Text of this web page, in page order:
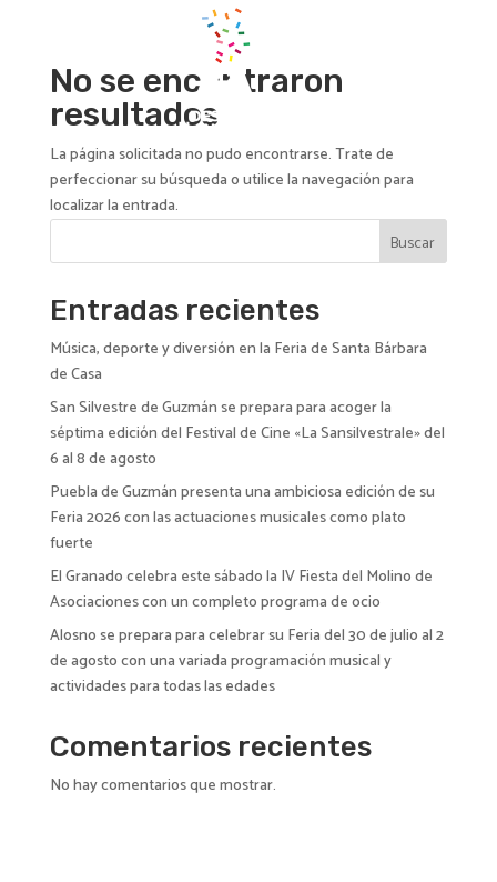
No se encontraron
resultados
La página solicitada no pudo encontrarse. Trate de
perfeccionar su búsqueda o utilice la navegación para
localizar la entrada.
Buscar
Entradas recientes
Música, deporte y diversión en la Feria de Santa Bárbara
de Casa
San Silvestre de Guzmán se prepara para acoger la
séptima edición del Festival de Cine «La Sansilvestrale» del
6 al 8 de agosto
Puebla de Guzmán presenta una ambiciosa edición de su
Feria 2026 con las actuaciones musicales como plato
fuerte
El Granado celebra este sábado la IV Fiesta del Molino de
Asociaciones con un completo programa de ocio
Alosno se prepara para celebrar su Feria del 30 de julio al 2
de agosto con una variada programación musical y
actividades para todas las edades
Comentarios recientes
No hay comentarios que mostrar.